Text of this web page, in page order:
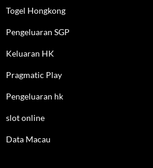
Togel Hongkong
Pengeluaran SGP
Keluaran HK
Pragmatic Play
Pengeluaran hk
slot online
Data Macau